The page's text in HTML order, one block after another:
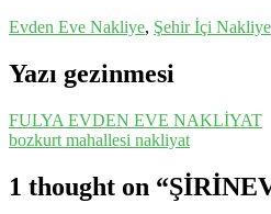
Evden Eve Nakliye, Şehir İçi Nakliye
Yazı gezinmesi
FULYA EVDEN EVE NAKLİYAT
bozkurt mahallesi nakliyat
1 thought on “